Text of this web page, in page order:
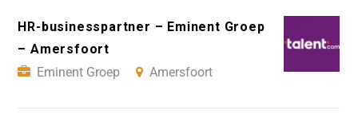
HR-businesspartner – Eminent Groep
– Amersfoort
Eminent Groep
Amersfoort